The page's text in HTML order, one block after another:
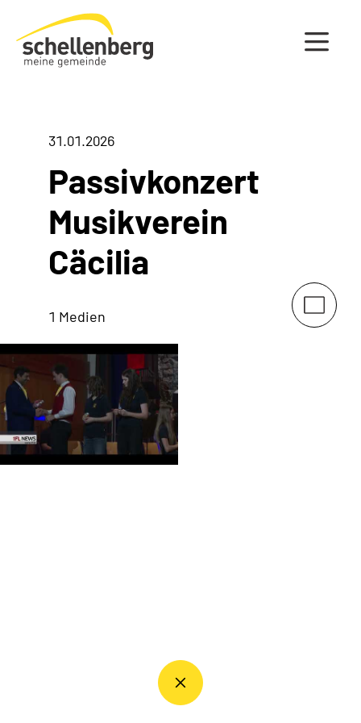
Gemeinde Schellenberg Startseite
31.01.2026
Passivkonzert
Musikverein
Cäcilia
1 Medien